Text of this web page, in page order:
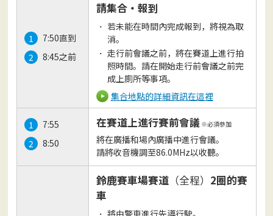
7:50直到
8:45之前
請集合・報到
若未能在時間內完成報到，將視為取
消。
走行前會議之前，將在賽道上進行拍
照時間。請在開始走行前會議之前完
成上廁所等事項。
集合地點的詳細資訊在這裡
7:55
8:50
在賽道上進行賽前會議※必須參加
將在廣播和場內廣播中進行會議。
請將收音機調至86.0MHz以收聽。
鈴鹿賽車場賽道（全程） 2圈的賽
車